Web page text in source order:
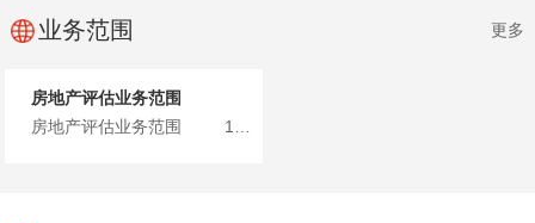
业务范围 更多
房地产评估业务范围
房地产评估业务范围 1、土地、建筑物、构筑物、在建工...